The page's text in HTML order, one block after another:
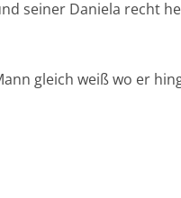
seiner Daniela recht
gleich weiß wo er